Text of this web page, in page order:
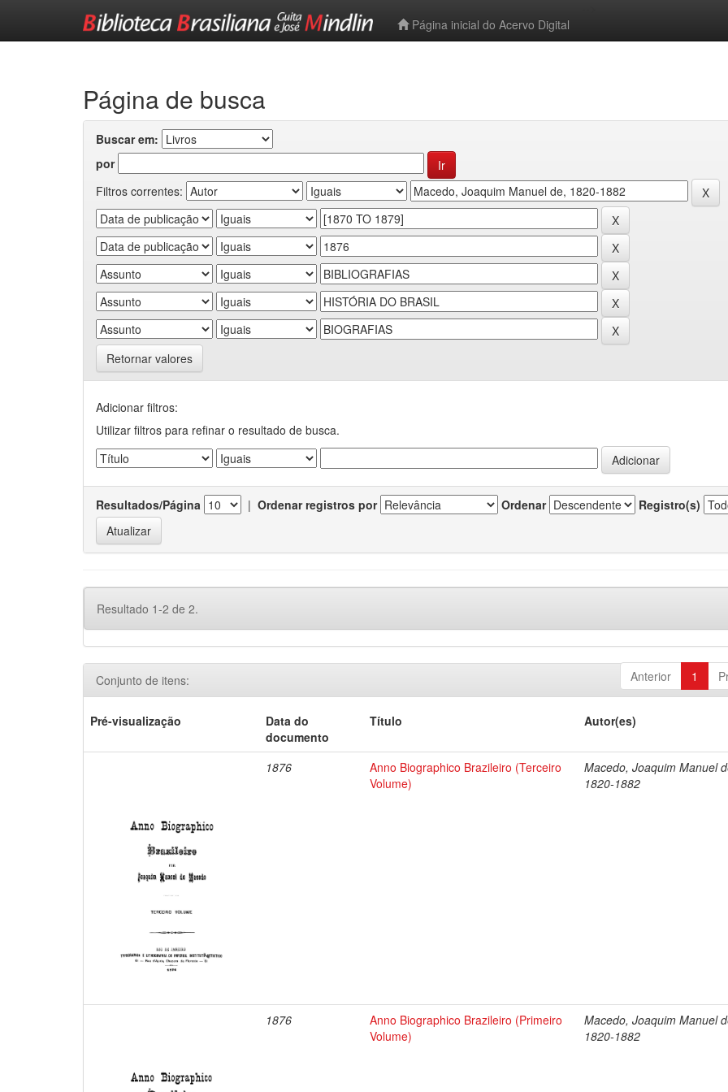
Página inicial do Acervo Digital
Página de busca
Buscar em:
por
Filtros correntes:
Retornar valores
Adicionar filtros:
Utilizar filtros para refinar o resultado de busca.
Resultados/Página | Ordenar registros por Ordenar Registro(s)
Resultado 1-2 de 2.
Anterior 1
Conjunto de itens:
Pré-visualização
Data do
documento
Título Autor(es)
1876
Anno Biographico Brazileiro (Terceiro
Volume)
Macedo, Joaquim Manuel
1820-1882
1876
Anno Biographico Brazileiro (Primeiro
Volume)
Macedo, Joaquim Manuel
1820-1882